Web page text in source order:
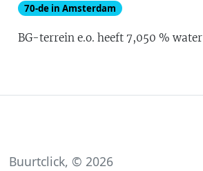
70-de in Amsterdam
BG-terrein e.o. heeft7,050 % water
Buurtclick, © 2026